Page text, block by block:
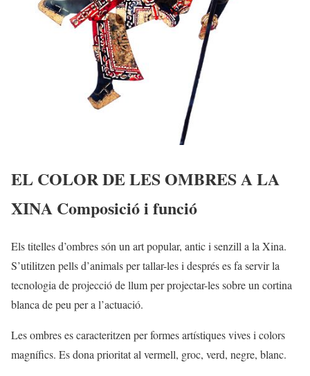
EL COLOR DE LES OMBRES A LA
XINA Composició i funció
Els titelles d’ombres són un art popular, antic i senzill a la Xina.
S’utilitzen pells d’animals per tallar-les i després es fa servir la
tecnologia de projecció de llum per projectar-les sobre un cortina
blanca de peu per a l’actuació.
Les ombres es caracteritzen per formes artístiques vives i colors
magnífics. Es dona prioritat al vermell, groc, verd, negre, blanc.